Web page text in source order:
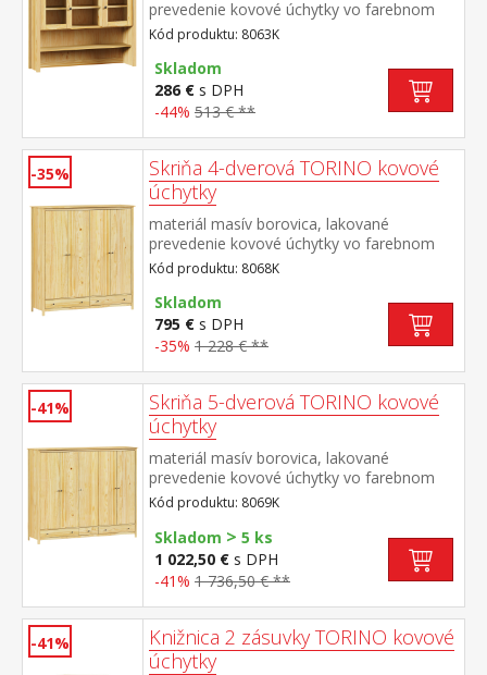
prevedenie kovové úchytky vo farebnom
prevedení černená mosadz dvoje presklené
dvierka doplnok príborníka TORINO 8062K
Kód produktu: 8063K
Skladom
286 € s DPH
-44% 513 € **
-35%
Skriňa 4-dverová TORINO kovové
úchytky
materiál masív borovica, lakované
prevedenie kovové úchytky vo farebnom
prevedení černená mosadz priestor delený
na polovice v ľavej polovici šatníková tyč a
polica na klobúky v pravej polovici 3 police v
spodnej časti 2 zásuvky s kovovými
pojazdmi odporúčaný nadstavec 8168K
Kód produktu: 8068K
Skladom
795 € s DPH
-35% 1 228 € **
-41%
Skriňa 5-dverová TORINO kovové
úchytky
materiál masív borovica, lakované
prevedenie kovové úchytky vo farebnom
prevedení černená mosadz priestor delený
v pomere 2:1:2 v ľavej a pravej širšej časti
šatníková tyč a polica na klobúky v strednej
úzkej časti 3 police v spodnej časti 3
zásuvky s kovovými pojazdmi odporúčaný
nadstavec 8169K
Kód produktu: 8069K
Skladom > 5 ks
1 022,50 € s DPH
-41% 1 736,50 € **
-41%
Knižnica 2 zásuvky TORINO kovové
úchytky